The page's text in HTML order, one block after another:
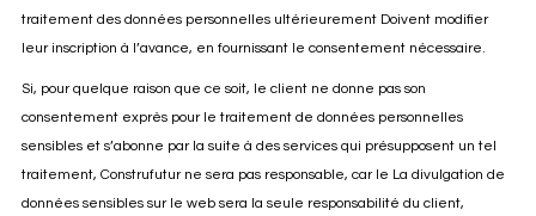
traitement des données personnelles ultérieurement Doivent modifier
leur inscription à l’avance, en fournissant le consentement nécessaire.
Si, pour quelque raison que ce soit, le client ne donne pas son
consentement exprès pour le traitement de données personnelles
sensibles et s’abonne par la suite à des services qui présupposent un tel
traitement, Construfutur ne sera pas responsable, car le La divulgation de
données sensibles sur le web sera la seule responsabilité du client,